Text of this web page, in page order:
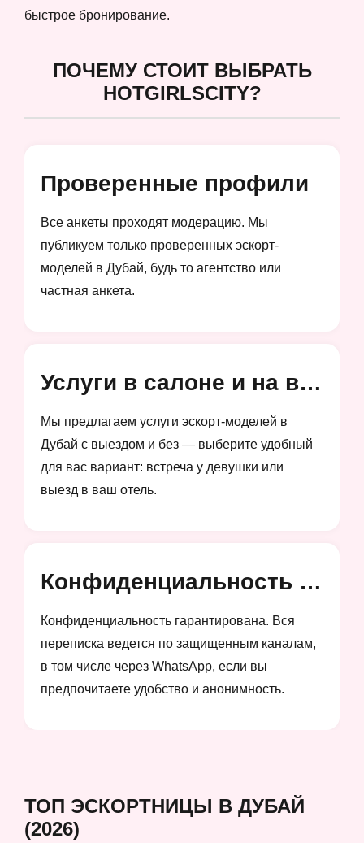
быстрое бронирование.
ПОЧЕМУ СТОИТ ВЫБРАТЬ
HOTGIRLSCITY?
Проверенные профили
Все анкеты проходят модерацию. Мы
публикуем только проверенных эскорт-
моделей в Дубай, будь то агентство или
частная анкета.
Услуги в салоне и на выезд
Мы предлагаем услуги эскорт-моделей в
Дубай с выездом и без — выберите удобный
для вас вариант: встреча у девушки или
выезд в ваш отель.
Конфиденциальность и анонимность
Конфиденциальность гарантирована. Вся
переписка ведется по защищенным каналам,
в том числе через WhatsApp, если вы
предпочитаете удобство и анонимность.
ТОП ЭСКОРТНИЦЫ В ДУБАЙ
(2026)